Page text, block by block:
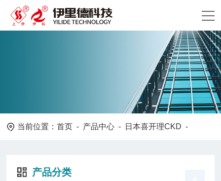
当前位置：首页 - 产品中心 - 日本喜开理CKD -
产品分类